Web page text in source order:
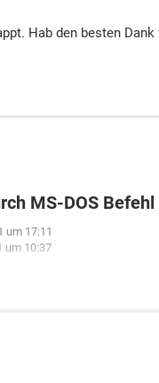
Hab den besten Dank
MS-DOS
um 17:11
um 10:37